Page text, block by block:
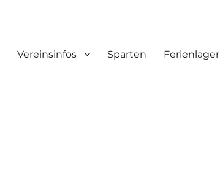
Vereinsinfos Sparten Ferienlager